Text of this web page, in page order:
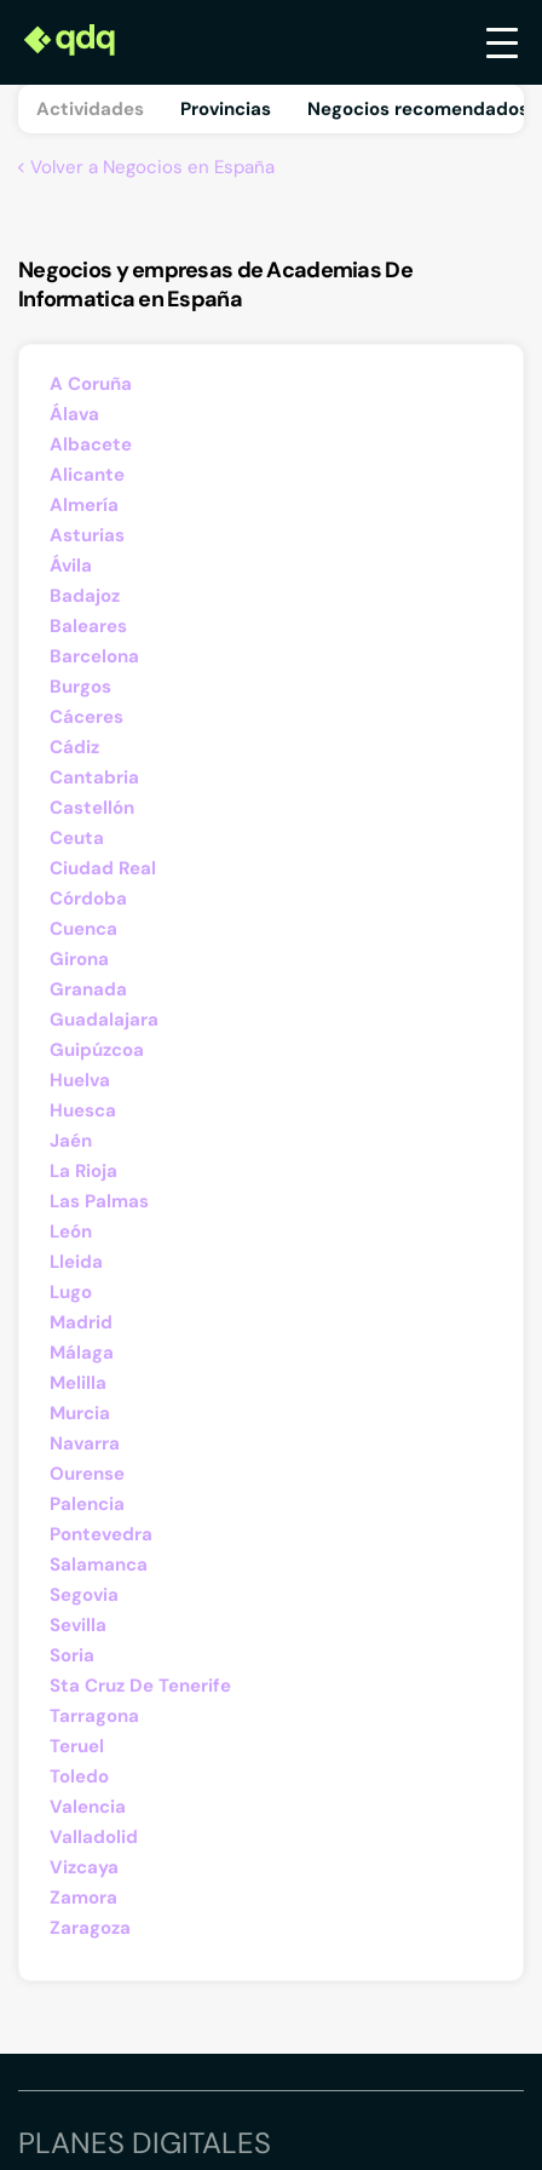
Actividades Provincias Negocios recomendados
Volver a Negocios en España
Negocios y empresas de Academias De
Informatica en España
A Coruña
Álava
Albacete
Alicante
Almería
Asturias
Ávila
Badajoz
Baleares
Barcelona
Burgos
Cáceres
Cádiz
Cantabria
Castellón
Ceuta
Ciudad Real
Córdoba
Cuenca
Girona
Granada
Guadalajara
Guipúzcoa
Huelva
Huesca
Jaén
La Rioja
Las Palmas
León
Lleida
Lugo
Madrid
Málaga
Melilla
Murcia
Navarra
Ourense
Palencia
Pontevedra
Salamanca
Segovia
Sevilla
Soria
Sta Cruz De Tenerife
Tarragona
Teruel
Toledo
Valencia
Valladolid
Vizcaya
Zamora
Zaragoza
PLANES DIGITALES